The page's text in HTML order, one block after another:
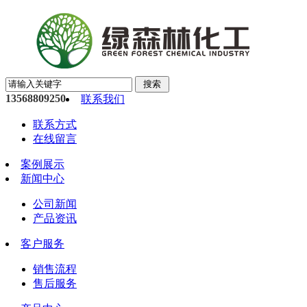
13568809250 联系我们
联系方式
在线留言
案例展示
新闻中心
公司新闻
产品资讯
客户服务
销售流程
售后服务